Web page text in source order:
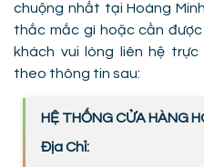
chuộng nhất tại Hoàng
thắc mắc gì hoặc cần
khách vui lòng liên hệ
theo thông tin sau:
HỆ THỐNG CỬA HÀNG
Địa Chỉ: